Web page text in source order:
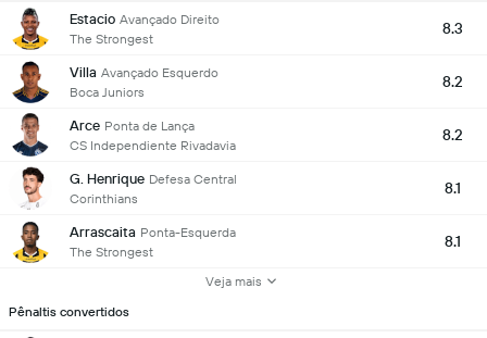
Estacio Avançado Direito
The Strongest
8.3
Villa Avançado Esquerdo
Boca Juniors
8.2
Arce Ponta de Lança
CS Independiente Rivadavia
8.2
G. Henrique Defesa Central
Corinthians
8.1
Arrascaita Ponta-Esquerda
The Strongest
8.1
Veja mais
Pênaltis convertidos